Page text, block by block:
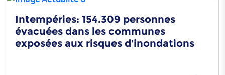
Intempéries: 154.309 personnes
évacuées dans les communes
exposées aux risques d'inondations